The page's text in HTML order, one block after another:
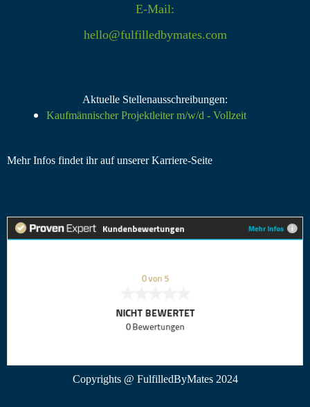
E-Mail:
hello@fulfilledbymates.com
Aktuelle Stellenausschreibungen:
Kaufmännischer Projektleiter m/w/d - Vollzeit
Mehr Infos findet ihr auf unsererKarriere-Seite
Copyrights @ FulfilledByMates 2024